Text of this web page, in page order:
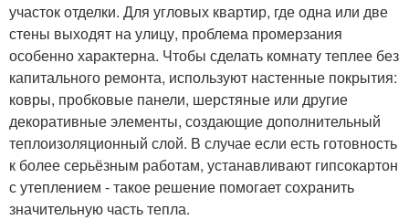
участок отделки. Для угловых квартир, где одна или две
стены выходят на улицу, проблема промерзания
особенно характерна. Чтобы сделать комнату теплее без
капитального ремонта, используют настенные покрытия:
ковры, пробковые панели, шерстяные или другие
декоративные элементы, создающие дополнительный
теплоизоляционный слой. В случае если есть готовность
к более серьёзным работам, устанавливают гипсокартон
с утеплением - такое решение помогает сохранить
значительную часть тепла.